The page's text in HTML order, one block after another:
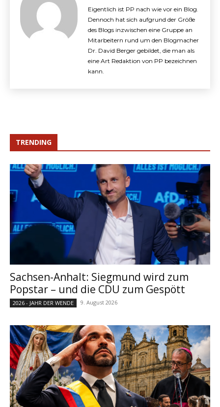
Eigentlich ist PP nach wie vor ein Blog.
Dennoch hat sich aufgrund der Größe
des Blogs inzwischen eine Gruppe an
Mitarbeitern rund um den Blogmacher
Dr. David Berger gebildet, die man als
eine Art Redaktion von PP bezeichnen
kann.
TRENDING
Sachsen-Anhalt: Siegmund wird zum
Popstar – und die CDU zum Gespött
2026 - JAHR DER WENDE 9. August 2026